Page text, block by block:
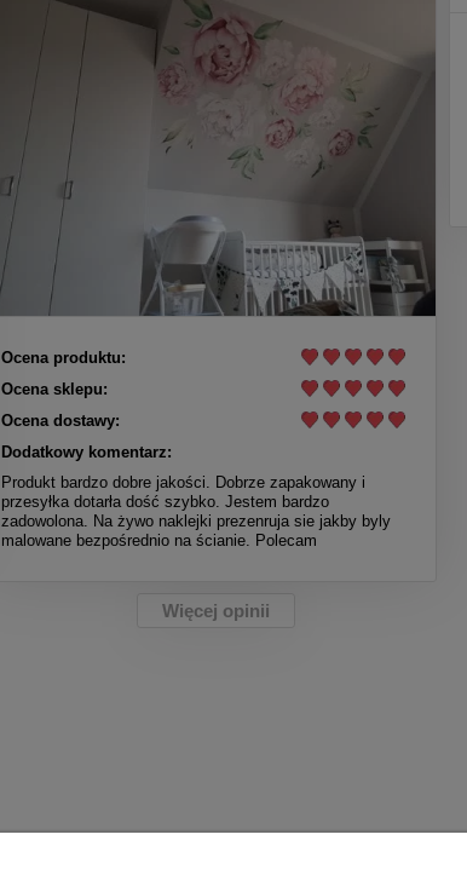
Ocena produktu:
Ocena sklepu:
Ocena dostawy:
Dodatkowy komentarz:
Produkt bardzo dobre jakości. Dobrze zapakowany i
przesyłka dotarła dość szybko. Jestem bardzo
zadowolona. Na żywo naklejki prezenruja sie jakby byly
malowane bezpośrednio na ścianie. Polecam
Więcej opinii